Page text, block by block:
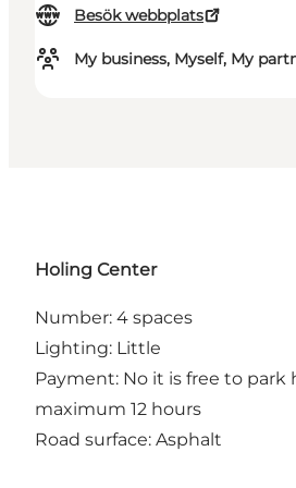
Besök webbplats
My business, Myself, My
Holing Center
Number: 4 spaces
Lighting: Little
Payment: No it is free to park
maximum 12 hours
Road surface: Asphalt